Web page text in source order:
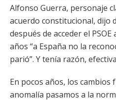
Alfonso Guerra, personaje
acuerdo constitucional, dijo
después de acceder el
años “a España no la
parió”. Y tenía razón,
En pocos años, los
anomalía pasamos a la